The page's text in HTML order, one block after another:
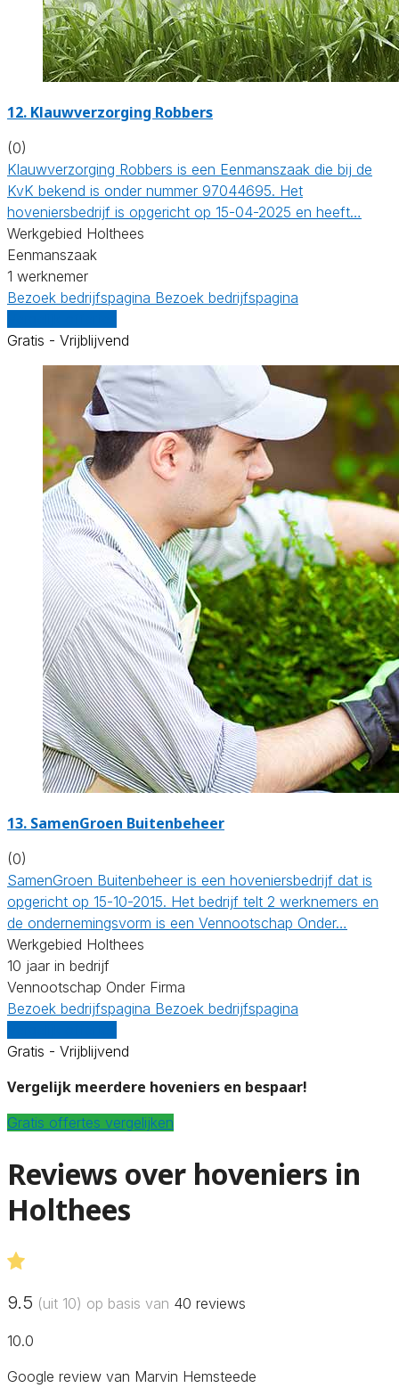
12. Klauwverzorging Robbers
(0)
Klauwverzorging Robbers is een Eenmanszaak die bij de
KvK bekend is onder nummer 97044695. Het
hoveniersbedrijf is opgericht op 15-04-2025 en heeft…
Werkgebied Holthees
Eenmanszaak
1 werknemer
Bezoek bedrijfspagina Bezoek bedrijfspagina
Gratis - Vrijblijvend
13. SamenGroen Buitenbeheer
(0)
SamenGroen Buitenbeheer is een hoveniersbedrijf dat is
opgericht op 15-10-2015. Het bedrijf telt 2 werknemers en
de ondernemingsvorm is een Vennootschap Onder…
Werkgebied Holthees
10 jaar in bedrijf
Vennootschap Onder Firma
Bezoek bedrijfspagina Bezoek bedrijfspagina
Gratis - Vrijblijvend
Vergelijk meerdere hoveniers en bespaar!
Gratis offertes vergelijken
Reviews over hoveniers in
Holthees
9.5 (uit 10) op basis van 40 reviews
10.0
Google review van Marvin Hemsteede